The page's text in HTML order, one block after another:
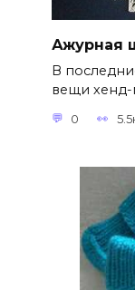
Ажурная
В
вещи хенд-
0